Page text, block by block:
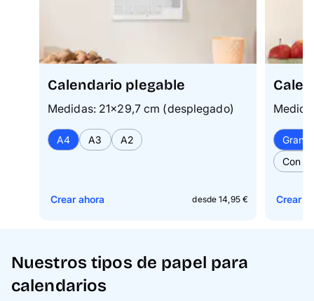
Calendario plegable
Medidas: 21×29,7 cm (desplegado)
A4 A3 A2
desde 14,95 €
Crear ahora
Con
Crear
Nuestros tipos de papel para
calendarios